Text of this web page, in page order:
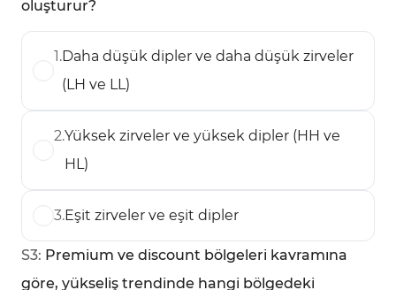
oluşturur?
1.Daha düşük dipler ve daha düşük zirveler
(LH ve LL)
2.Yüksek zirveler ve yüksek dipler (HH ve
HL)
3.Eşit zirveler ve eşit dipler
S3: Premium ve discount bölgeleri kavramına
göre, yükseliş trendinde hangi bölgedeki